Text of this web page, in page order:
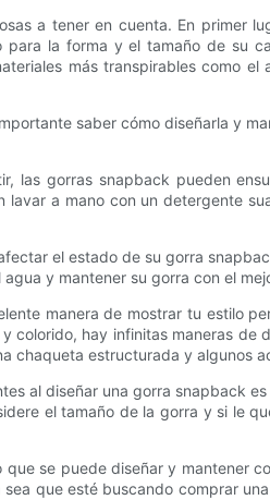
a tener en cuenta. En primer
la forma y el tamaño de su
más transpirables como
saber cómo diseñarla y
las gorras snapback pueden
a mano con un detergente
el estado de su gorra
y mantener su gorra con el
manera de mostrar tu estilo
colorido, hay infinitas maneras
chaqueta estructurada y algunos
al diseñar una gorra snapback
el tamaño de la gorra y si le
se puede diseñar y
que esté buscando comprar